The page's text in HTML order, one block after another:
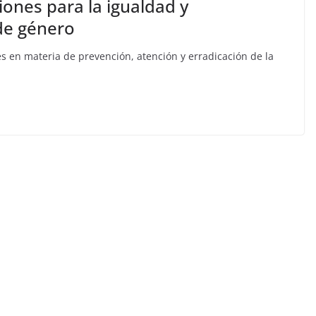
para la igualdad y
género
en materia de prevención, atención y erradicación de la